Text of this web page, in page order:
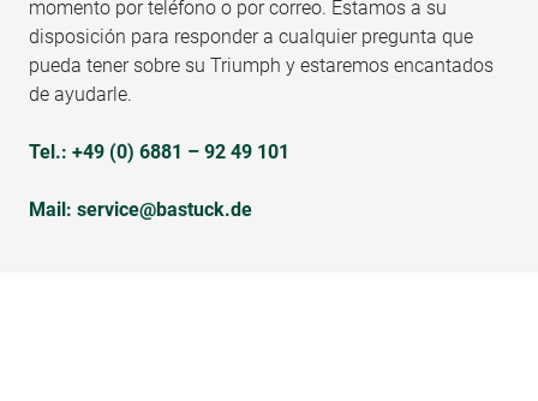
momento por teléfono o por correo. Estamos a su
disposición para responder a cualquier pregunta que
pueda tener sobre su Triumph y estaremos encantados
de ayudarle.
Tel.: +49 (0) 6881 – 92 49 101
Mail: service@bastuck.de